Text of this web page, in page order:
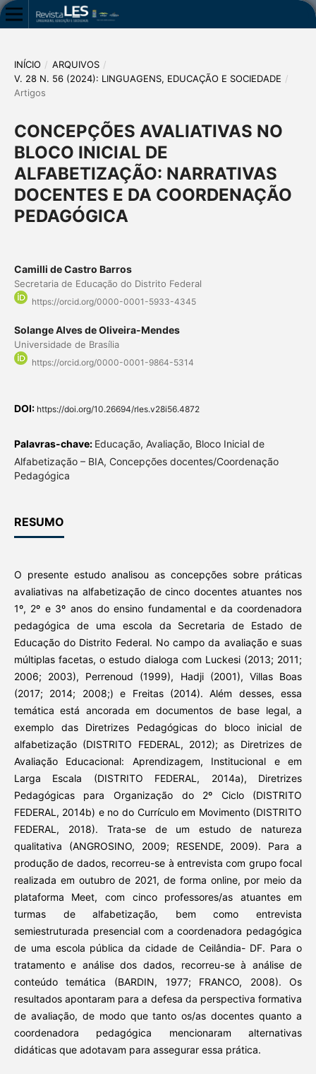
INÍCIO / ARQUIVOS /
V. 28 N. 56 (2024): LINGUAGENS, EDUCAÇÃO E SOCIEDADE /
Artigos
CONCEPÇÕES AVALIATIVAS NO
BLOCO INICIAL DE
ALFABETIZAÇÃO: NARRATIVAS
DOCENTES E DA COORDENAÇÃO
PEDAGÓGICA
Camilli de Castro Barros
Secretaria de Educação do Distrito Federal
https://orcid.org/0000-0001-5933-4345
Solange Alves de Oliveira-Mendes
Universidade de Brasília
https://orcid.org/0000-0001-9864-5314
DOI: https://doi.org/10.26694/rles.v28i56.4872
Palavras-chave: Educação, Avaliação, Bloco Inicial de
Alfabetização – BIA, Concepções docentes/Coordenação
Pedagógica
RESUMO
O presente estudo analisou as concepções sobre práticas
avaliativas na alfabetização de cinco docentes atuantes nos
1º, 2º e 3º anos do ensino fundamental e da coordenadora
pedagógica de uma escola da Secretaria de Estado de
Educação do Distrito Federal. No campo da avaliação e suas
múltiplas facetas, o estudo dialoga com Luckesi (2013; 2011;
2006; 2003), Perrenoud (1999), Hadji (2001), Villas Boas
(2017; 2014; 2008;) e Freitas (2014). Além desses, essa
temática está ancorada em documentos de base legal, a
exemplo das Diretrizes Pedagógicas do bloco inicial de
alfabetização (DISTRITO FEDERAL, 2012); as Diretrizes de
Avaliação Educacional: Aprendizagem, Institucional e em
Larga Escala (DISTRITO FEDERAL, 2014a), Diretrizes
Pedagógicas para Organização do 2º Ciclo (DISTRITO
FEDERAL, 2014b) e no do Currículo em Movimento (DISTRITO
FEDERAL, 2018). Trata-se de um estudo de natureza
qualitativa (ANGROSINO, 2009; RESENDE, 2009). Para a
produção de dados, recorreu-se à entrevista com grupo focal
realizada em outubro de 2021, de forma online, por meio da
plataforma Meet, com cinco professores/as atuantes em
turmas de alfabetização, bem como entrevista
semiestruturada presencial com a coordenadora pedagógica
de uma escola pública da cidade de Ceilândia- DF. Para o
tratamento e análise dos dados, recorreu-se à análise de
conteúdo temática (BARDIN, 1977; FRANCO, 2008). Os
resultados apontaram para a defesa da perspectiva formativa
de avaliação, de modo que tanto os/as docentes quanto a
coordenadora pedagógica mencionaram alternativas
didáticas que adotavam para assegurar essa prática.